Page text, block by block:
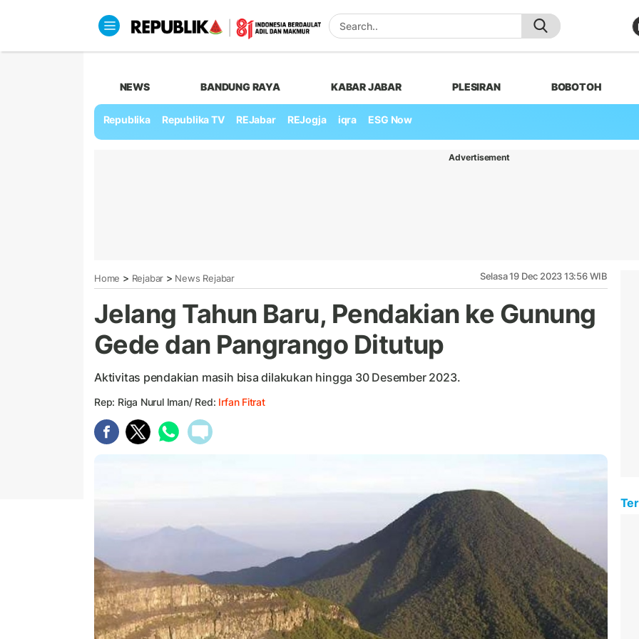
NEWS BANDUNG RAYA KABAR JABAR PLESIRAN BOBOTOH
Republika Republika TV REJabar REJogja iqra ESG Now
Advertisement
Home > Rejabar > News Rejabar Selasa 19 Dec 2023 13:56 WIB
Jelang Tahun Baru, Pendakian ke Gunung
Gede dan Pangrango Ditutup
Aktivitas pendakian masih bisa dilakukan hingga 30 Desember 2023.
Rep: Riga Nurul Iman/ Red: Irfan Fitrat